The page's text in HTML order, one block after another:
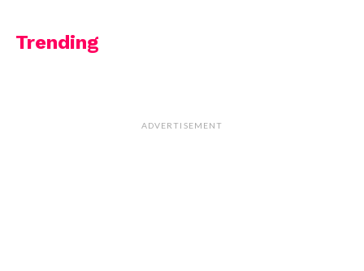
Trending
ADVERTISEMENT